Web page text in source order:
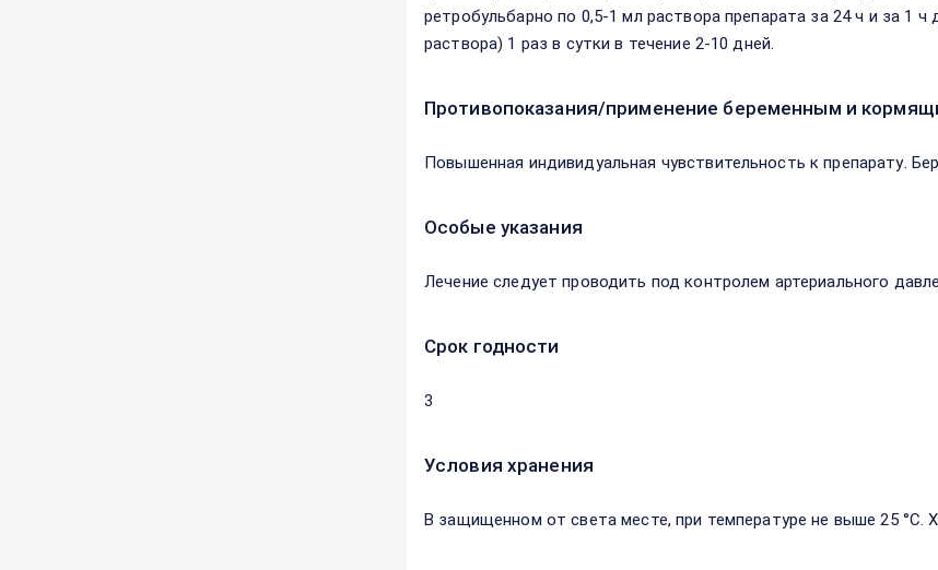
ретробульбарно по 0,5-1 мл раствора препарата за 24 ч и за 1
раствора) 1 раз в сутки в течение 2-10 дней.
Противопоказания/применение беременным и
Повышенная индивидуальная чувствительность к препарату.
Особые указания
Лечение следует проводить под контролем артериального
Срок годности
3
Условия хранения
В защищенном от света месте, при температуре не выше 25 °С.